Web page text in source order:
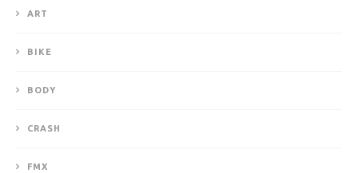
ART
BIKE
BODY
CRASH
FMX